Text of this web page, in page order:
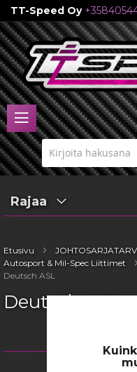
TT-Speed Oy
Skip
to
Content
Etusivu
Autosport & Mil-Spec Liittimet
Deutsch ASL
Deutsch ASL
Rajaa